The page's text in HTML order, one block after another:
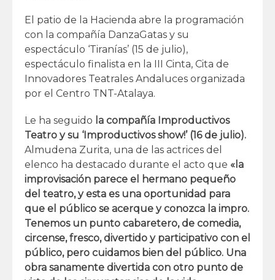
El patio de la Hacienda abre la programación
con la compañía DanzaGatas y su
espectáculo ‘Tiranías’ (15 de julio),
espectáculo finalista en la III Cinta, Cita de
Innovadores Teatrales Andaluces organizada
por el Centro TNT-Atalaya.
Le ha seguido la compañía Improductivos
Teatro y su ‘Improductivos show!’ (16 de julio).
Almudena Zurita, una de las actrices del
elenco ha destacado durante el acto que «la
improvisación parece el hermano pequeño
del teatro, y esta es una oportunidad para
que el público se acerque y conozca la impro.
Tenemos un punto cabaretero, de comedia,
circense, fresco, divertido y participativo con el
público, pero cuidamos bien del público. Una
obra sanamente divertida con otro punto de